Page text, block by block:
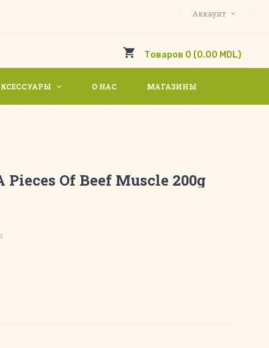
Аккаунт
Товаров 0 (0.00 MDL)
О НАС МАГАЗИНЫ
Pieces Of Beef Muscle 200g